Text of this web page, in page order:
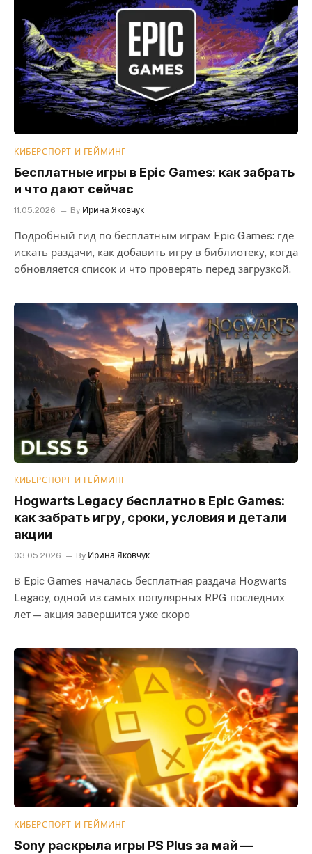
КИБЕРСПОРТ И ГЕЙМИНГ
Бесплатные игры в Epic Games: как забрать
и что дают сейчас
11.05.2026 By Ирина Яковчук
Подробный гид по бесплатным играм Epic Games: где
искать раздачи, как добавить игру в библиотеку, когда
обновляется список и что проверять перед загрузкой.
КИБЕРСПОРТ И ГЕЙМИНГ
Hogwarts Legacy бесплатно в Epic Games:
как забрать игру, сроки, условия и детали
акции
03.05.2026 By Ирина Яковчук
В Epic Games началась бесплатная раздача Hogwarts
Legacy, одной из самых популярных RPG последних
лет — акция завершится уже скоро
КИБЕРСПОРТ И ГЕЙМИНГ
Sony раскрыла игры PS Plus за май —